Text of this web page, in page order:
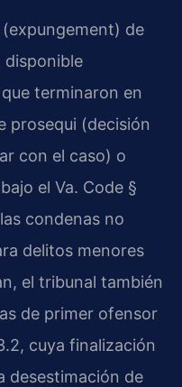
de
disponible
terminaron en
prosequi (decisión
con el caso) o
el Va. Code §
condenas no
delitos menores
el tribunal también
de primer ofensor
cuya finalización
desestimación de